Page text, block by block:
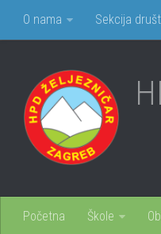
O nama Sekcija
Početna Škole